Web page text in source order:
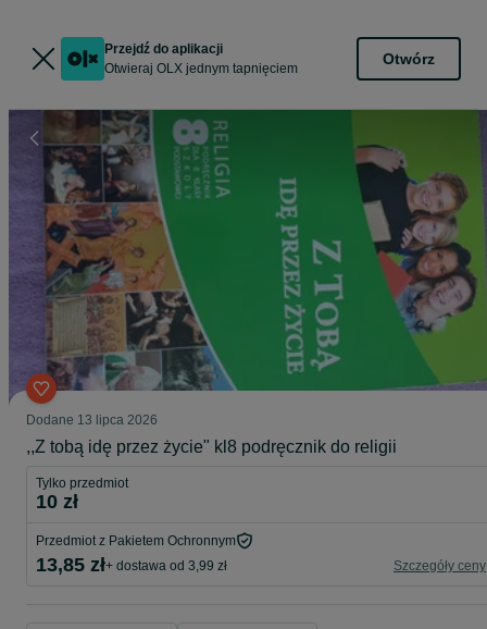
Przejdź do aplikacji
Otwieraj OLX jednym tapnięciem
Otwórz
Dodane 13 lipca 2026
,,Z tobą idę przez życie" kl8 podręcznik do religii
Tylko przedmiot
10 zł
Przedmiot z Pakietem Ochronnym
13,85 zł+ dostawa od 3,99 zł Szczegóły ceny